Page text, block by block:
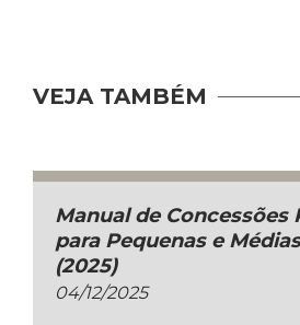
VEJA TAMBÉM
Manual de Concessões
para Pequenas e
(2025)
04/12/2025